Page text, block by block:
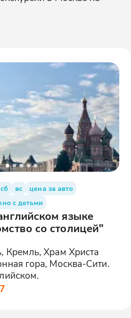
сб вс
цена за авто
с детьми
языке
со столицей"
Кремль, Храм Христа
гора, Москва-Сити.